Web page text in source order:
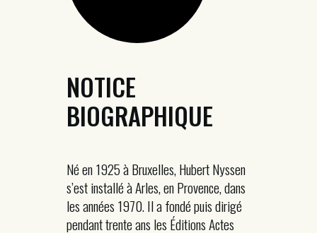
NOTICE
BIOGRAPHIQUE
Né en 1925 à Bruxelles, Hubert Nyssen
s’est installé à Arles, en Provence, dans
les années 1970. Il a fondé puis dirigé
pendant trente ans les Éditions Actes